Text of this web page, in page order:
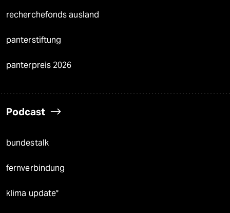
recherchefonds ausland
panterstiftung
panterpreis 2026
Podcast
bundestalk
fernverbindung
klima update°